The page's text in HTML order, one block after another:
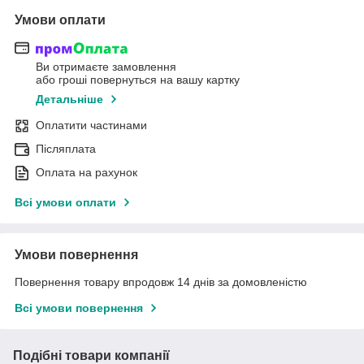
Умови оплати
Ви отримаєте замовлення
або гроші повернуться на вашу картку
Детальніше
Оплатити частинами
Післяплата
Оплата на рахунок
Всі умови оплати
Умови повернення
Повернення товару впродовж 14 днів за домовленістю
Всі умови повернення
Подібні товари компанії